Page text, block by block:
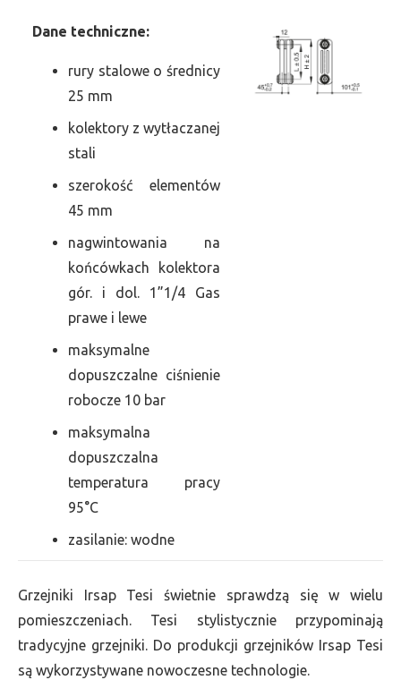
Dane techniczne:
rury stalowe o średnicy
25 mm
kolektory z wytłaczanej
stali
szerokość elementów
45 mm
nagwintowania na
końcówkach kolektora
gór. i dol. 1”1/4 Gas
prawe i lewe
maksymalne
dopuszczalne ciśnienie
robocze 10 bar
maksymalna
dopuszczalna
temperatura pracy
95°C
zasilanie: wodne
Grzejniki Irsap Tesi świetnie sprawdzą się w wielu
pomieszczeniach. Tesi stylistycznie przypominają
tradycyjne grzejniki. Do produkcji grzejników Irsap Tesi
są wykorzystywane nowoczesne technologie.